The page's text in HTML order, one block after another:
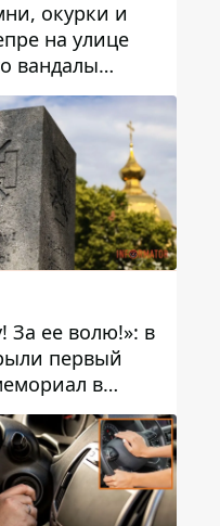
окурки и
на улице
вандалы
За ее волю!»: в
первый
в